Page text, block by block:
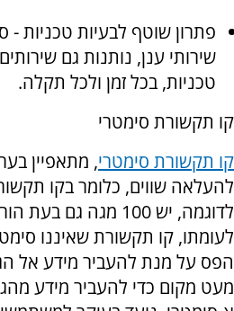
פתרון שוטף לבעיות טכניות
שירותי ענן, נותנות גם
טכניות, בכל זמן ולכל תקלה.
קו תקשורת סימטרי
קו תקשורת סימטרי, מתאפיין
לדוגמה, יש 100 מגה
לעומתו, קו תקשורת שאיננו
הפס על מנת להעביר מידע אל
מעט מקום כדי להעביר מידע